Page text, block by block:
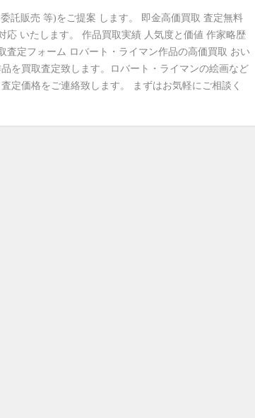
託販売 等)をご提案 します。 即金高価買取 査定無料
応 いたします。 作品買取実績 人気度と価値 作家略歴
査定フォーム ロバート・ライマン作品の高価買取 おい
を買取査定致します。ロバート・ライマンの絵画など
定価格をご連絡致します。 まずはお気軽にご相談く